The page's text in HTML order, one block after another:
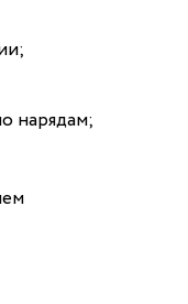
нарядам;